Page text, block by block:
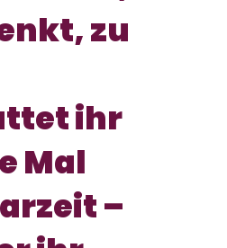
zu
ihr
Mal
–